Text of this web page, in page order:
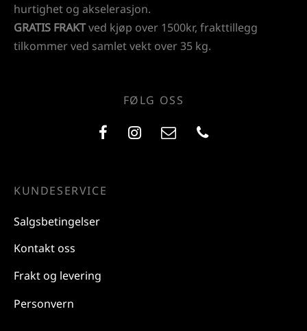
hurtighet og akselerasjon.
GRATIS FRAKTved kjøp over 1500kr, frakttillegg
tilkommer ved samlet vekt over 35 kg.
FØLG OSS
KUNDESERVICE
Salgsbetingelser
Kontakt oss
Frakt og levering
Personvern